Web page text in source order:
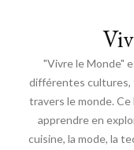
"Vivre le Monde"
différentes cultures,
travers le monde.
apprendre en
cuisine, la mode, la